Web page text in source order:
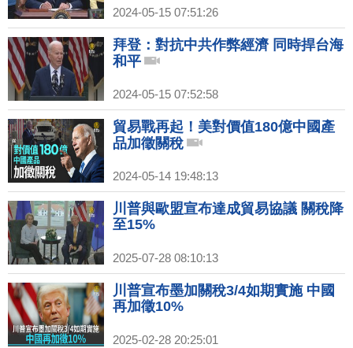
2024-05-15 07:51:26
拜登：對抗中共作弊經濟 同時捍台海
和平
2024-05-15 07:52:58
貿易戰再起！美對價值180億中國產
品加徵關稅
2024-05-14 19:48:13
川普與歐盟宣布達成貿易協議 關稅降
至15%
2025-07-28 08:10:13
川普宣布墨加關稅3/4如期實施 中國
再加徵10%
2025-02-28 20:25:01